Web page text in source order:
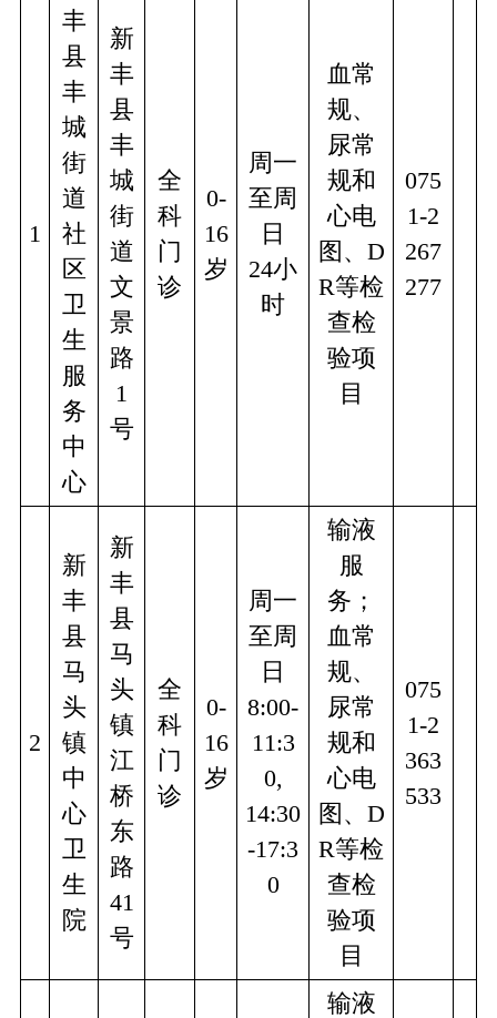
1
丰
县
丰
城
街
道
社
区
卫
生
服
务
中
心
新
丰
县
丰
城
街
道
文
景
路
1
号
全
科
门
诊
0-
16
岁
周一
至周
日
24小
时
血常
规、
尿常
规和
心电
图、D
R等检
查检
验项
目
075
1-2
267
277
2
新
丰
县
马
头
镇
中
心
卫
生
院
新
丰
县
马
头
镇
江
桥
东
路
41
号
全
科
门
诊
0-
16
岁
周一
至周
日
8:00-
11:3
0,
14:30
-17:3
0
输液
服
务；
血常
规、
尿常
规和
心电
图、D
R等检
查检
验项
目
075
1-2
363
533
输液